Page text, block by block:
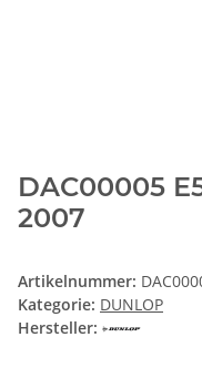
DAC00005
2007
Artikelnummer:
Kategorie: DUNLOP
Hersteller: